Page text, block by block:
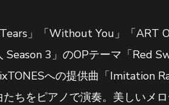
」「Without You」「ART
3」のOPテーマ「Red
への提供曲「Imitation
ちをピアノで演奏。美しいメ